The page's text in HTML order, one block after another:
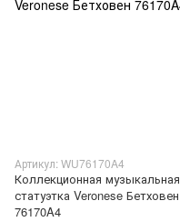
Артикул: WU76170A4
Коллекционная музыкальная
статуэтка Veronese Бетховен
76170A4